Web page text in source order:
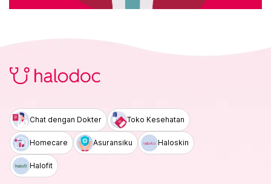
Chat dengan Dokter Toko Kesehatan
Homecare Asuransiku Haloskin
Halofit